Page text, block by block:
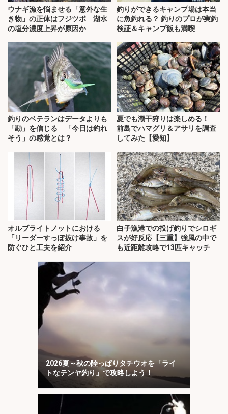
ウナギ漁を悩ませる「意外な生
き物」の正体はフジツボ 湖水
の塩分濃度上昇が原因か
釣りができるキャンプ場は本当
に魚釣れる？ 釣りのプロが実釣
検証＆キャンプ飯も満喫
釣りのベテランはデータよりも
「勘」を信じる 「今日は釣れ
そう」の感覚とは？
夏でも潮干狩りは楽しめる！
前島でハマグリ＆アサリを調査
してみた【愛知】
オルブライトノットにおける
「リーダーすっぽ抜け事故」を
防ぐひと工夫を紹介
白子漁港での投げ釣りでシロギ
スが好反応【三重】強風の中で
も近距離攻略で13匹キャッチ
2026夏～秋の陸っぱりタチウオを「ライ
トなテンヤ釣り」で攻略しよう！